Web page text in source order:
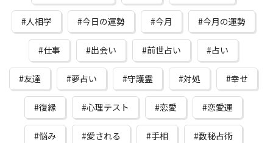
人相学 今日の運勢 今月 今月の運勢
仕事 出会い 前世占い 占い
友達 夢占い 守護霊 対処 幸せ
復縁 心理テスト 恋愛 恋愛運
悩み 愛される 手相 数秘占術